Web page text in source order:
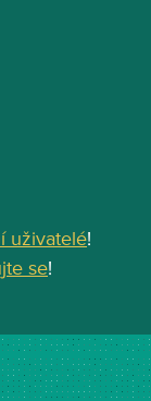
uživatelé!
se!